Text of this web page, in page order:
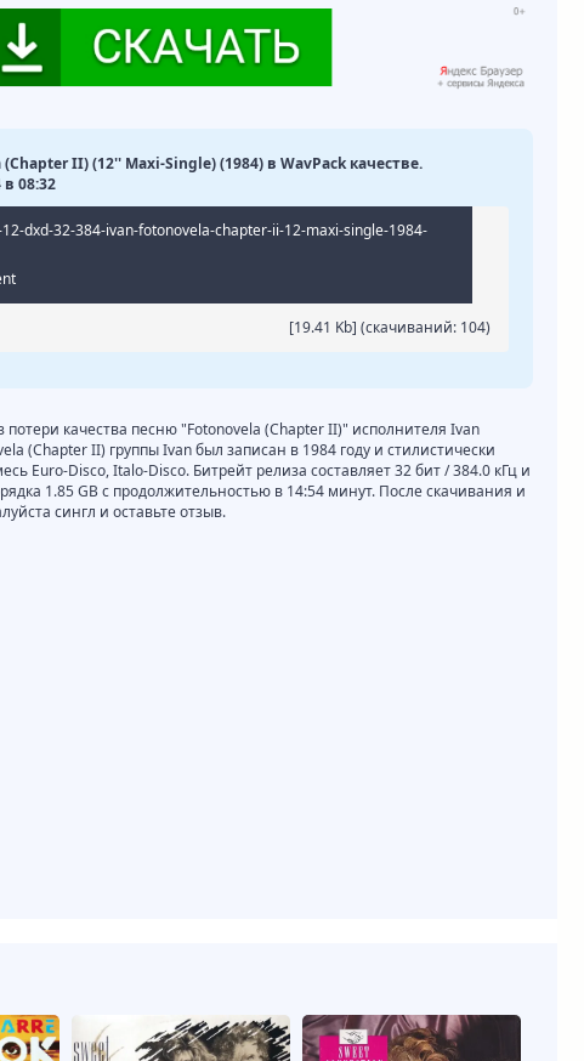
II) (12'' Maxi-Single) (1984) в WavPack качестве.
08:32
dxd-32-384-ivan-fotonovela-chapter-ii-12-maxi-single-1984-
[19.41 Kb] (cкачиваний: 104)
потери качества песню "Fotonovela (Chapter II)" исполнителя Ivan
(Chapter II) группы Ivan был записан в 1984 году и стилистически
Euro-Disco, Italo-Disco. Битрейт релиза составляет 32 бит / 384.0 кГц и
1.85 GB с продолжительностью в 14:54 минут. После скачивания и
сингл и оставьте отзыв.